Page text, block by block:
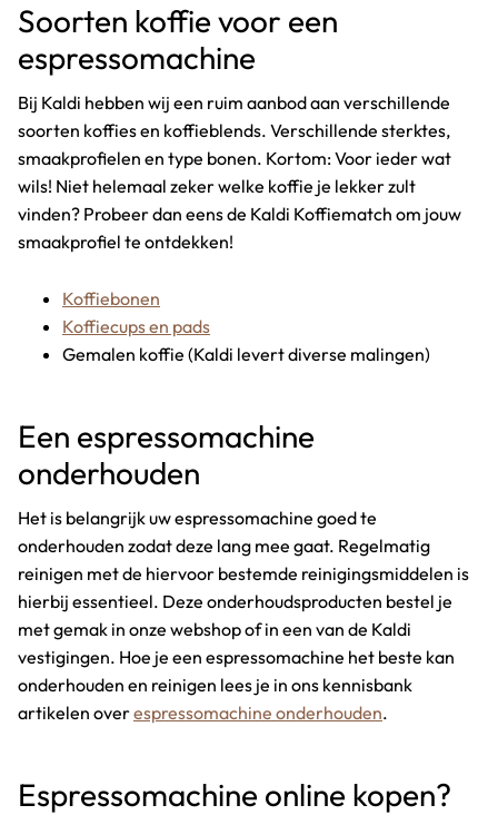
Soorten koffie voor een
espressomachine
Bij Kaldi hebben wij een ruim aanbod aan verschillende
soorten koffies en koffieblends. Verschillende sterktes,
smaakprofielen en type bonen. Kortom: Voor ieder wat
wils! Niet helemaal zeker welke koffie je lekker zult
vinden? Probeer dan eens de Kaldi Koffiematch om jouw
smaakprofiel te ontdekken!
Koffiebonen
Koffiecups en pads
Gemalen koffie (Kaldi levert diverse malingen)
Een espressomachine
onderhouden
Het is belangrijk uw espressomachine goed te
onderhouden zodat deze lang mee gaat. Regelmatig
reinigen met de hiervoor bestemde reinigingsmiddelen is
hierbij essentieel. Deze onderhoudsproducten bestel je
met gemak in onze webshop of in een van de Kaldi
vestigingen. Hoe je een espressomachine het beste kan
onderhouden en reinigen lees je in ons kennisbank
artikelen overespressomachine onderhouden.
Espressomachine online kopen?